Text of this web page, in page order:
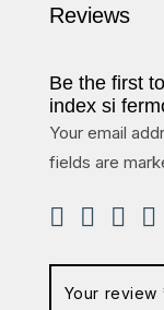
Reviews
Be the first
index si
Your email
fields are